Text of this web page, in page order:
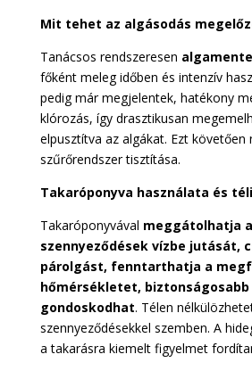
Mit tehet az algásodás
Tanácsos rendszeresen
főként meleg időben és intenzív
pedig már megjelentek, hatékony
klórozás, így drasztikusan
elpusztítva az algákat. Ezt követően
szűrőrendszer tisztítása.
Takaróponyva használata és
Takaróponyvával meggátolhatja a
szennyeződések vízbe jutását,
párolgást, fenntarthatja a
hőmérsékletet,
gondoskodhat. Télen
szennyeződésekkel szemben. A
a takarásra kiemelt figyelmet